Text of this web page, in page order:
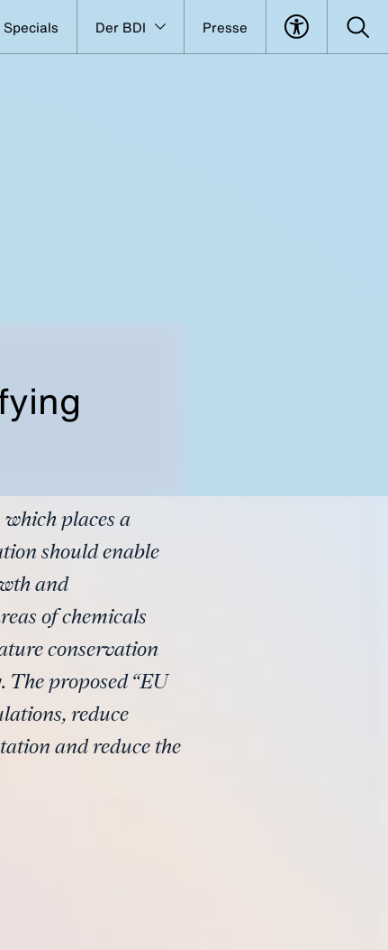
Specials Der BDI Presse
places a
should enable
and
of chemicals
conservation
proposed “EU
reduce
and reduce the